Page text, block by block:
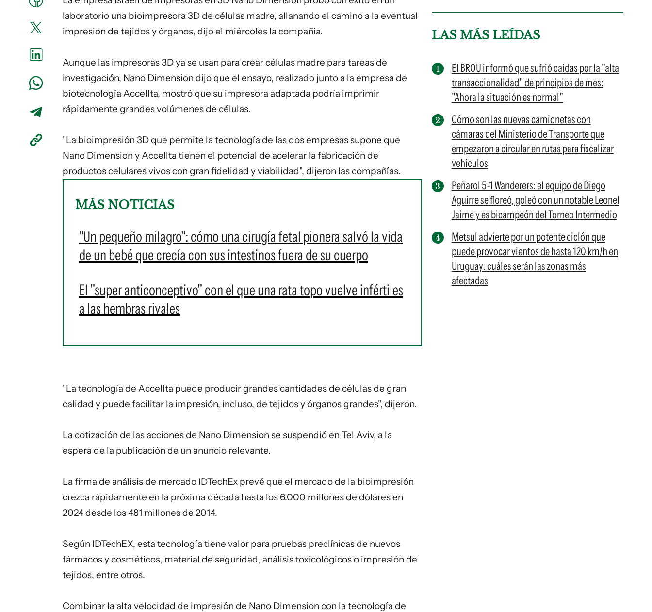
laboratorio una bioimpresora 3D de células madre, allanando el camino a la eventual
impresión de tejidos y órganos, dijo el miércoles la compañía.
Aunque las impresoras 3D ya se usan para crear células madre para tareas de
investigación, Nano Dimension dijo que el ensayo, realizado junto a la empresa de
biotecnología Accellta, mostró que su impresora adaptada podría imprimir
rápidamente grandes volúmenes de células.
"La bioimpresión 3D que permite la tecnología de las dos empresas supone que
Nano Dimension y Accellta tienen el potencial de acelerar la fabricación de
productos celulares vivos con gran fidelidad y viabilidad", dijeron las compañías.
MÁS NOTICIAS
"Un pequeño milagro": cómo una cirugía fetal pionera salvó la vida
de un bebé que crecía con sus intestinos fuera de su cuerpo
El "super anticonceptivo" con el que una rata topo vuelve infértiles
a las hembras rivales
"La tecnología de Accellta puede producir grandes cantidades de células de gran
calidad y puede facilitar la impresión, incluso, de tejidos y órganos grandes", dijeron.
La cotización de las acciones de Nano Dimension se suspendió en Tel Aviv, a la
espera de la publicación de un anuncio relevante.
La firma de análisis de mercado IDTechEx prevé que el mercado de la bioimpresión
crezca rápidamente en la próxima década hasta los 6.000 millones de dólares en
2024 desde los 481 millones de 2014.
Según IDTechEX, esta tecnología tiene valor para pruebas preclínicas de nuevos
fármacos y cosméticos, material de seguridad, análisis toxicológicos o impresión de
tejidos, entre otros.
Combinar la alta velocidad de impresión de Nano Dimension con la tecnología de
LAS MÁS LEÍDAS
El BROU informó que sufrió caídas por la "alta
transaccionalidad" de principios de mes:
"Ahora la situación es normal"
Cómo son las nuevas camionetas con
cámaras del Ministerio de Transporte que
empezaron a circular en rutas para fiscalizar
vehículos
Peñarol 5-1 Wanderers: el equipo de Diego
Aguirre se floreó, goleó con un notable Leonel
Jaime y es bicampeón del Torneo Intermedio
Metsul advierte por un potente ciclón que
puede provocar vientos de hasta 120 km/h en
Uruguay: cuáles serán las zonas más
afectadas